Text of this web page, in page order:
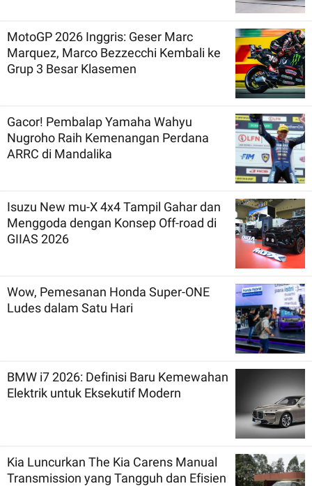
MotoGP 2026 Inggris: Geser Marc
Marquez, Marco Bezzecchi Kembali ke
Grup 3 Besar Klasemen
Gacor! Pembalap Yamaha Wahyu
Nugroho Raih Kemenangan Perdana
ARRC di Mandalika
Isuzu New mu-X 4x4 Tampil Gahar dan
Menggoda dengan Konsep Off-road di
GIIAS 2026
Wow, Pemesanan Honda Super-ONE
Ludes dalam Satu Hari
BMW i7 2026: Definisi Baru Kemewahan
Elektrik untuk Eksekutif Modern
Kia Luncurkan The Kia Carens Manual
Transmission yang Tangguh dan Efisien